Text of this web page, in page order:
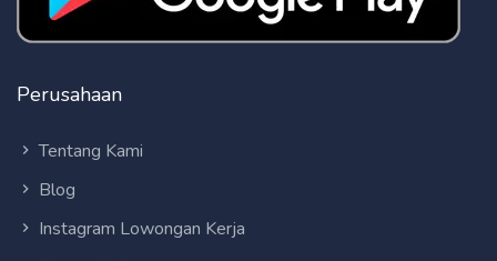
Perusahaan
Tentang Kami
Blog
Instagram Lowongan Kerja